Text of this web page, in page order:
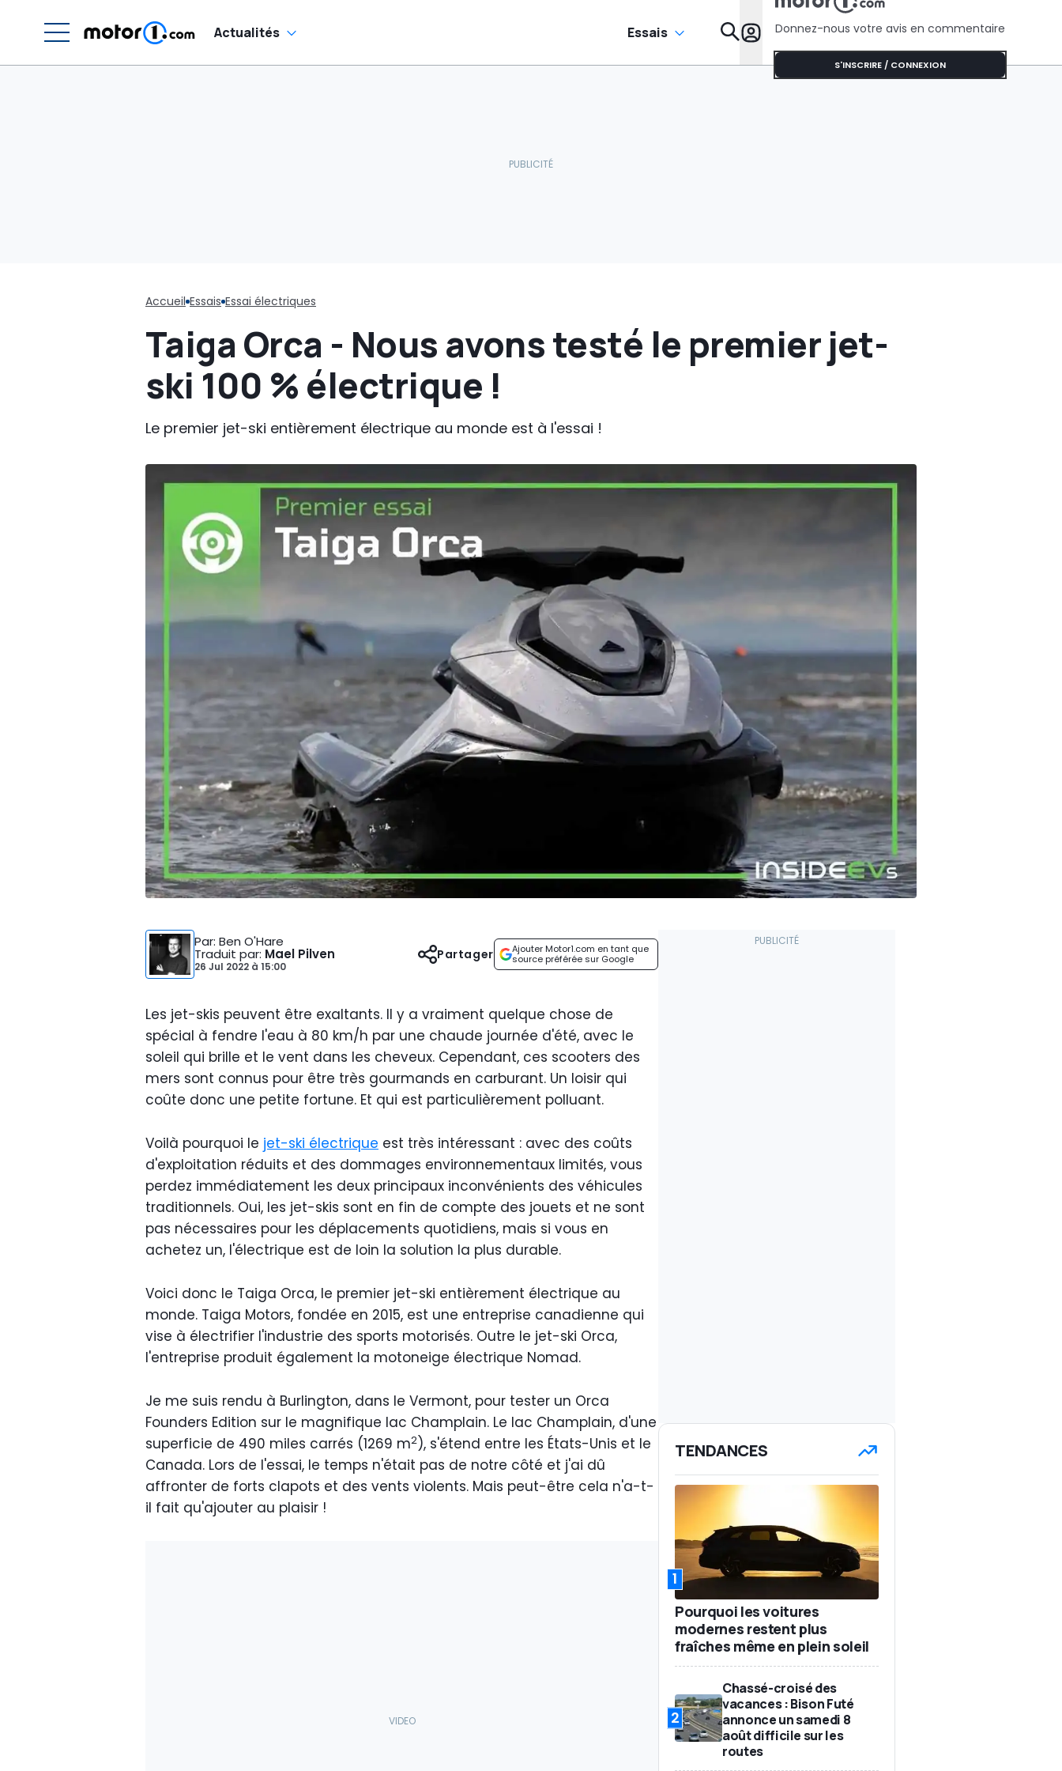
Actualités Essais Donnez-nous votre avis en commentaire
S'INSCRIRE / CONNEXION
Accueil Essais Essai électriques
Taiga Orca - Nous avons testé le premier jet-
ski 100 % électrique !
Le premier jet-ski entièrement électrique au monde est à l'essai !
Par: Ben O'Hare
Traduit par: Mael Pilven
26 Jul 2022 à 15:00
Ajouter Motor1.com en tant que
source préférée sur Google
Partager
Les jet-skis peuvent être exaltants. Il y a vraiment quelque chose de
spécial à fendre l'eau à 80 km/h par une chaude journée d'été, avec le
soleil qui brille et le vent dans les cheveux. Cependant, ces scooters des
mers sont connus pour être très gourmands en carburant. Un loisir qui
coûte donc une petite fortune. Et qui est particulièrement polluant.
Voilà pourquoi le jet-ski électrique est très intéressant : avec des coûts
d'exploitation réduits et des dommages environnementaux limités, vous
perdez immédiatement les deux principaux inconvénients des véhicules
traditionnels. Oui, les jet-skis sont en fin de compte des jouets et ne sont
pas nécessaires pour les déplacements quotidiens, mais si vous en
achetez un, l'électrique est de loin la solution la plus durable.
Voici donc le Taiga Orca, le premier jet-ski entièrement électrique au
monde. Taiga Motors, fondée en 2015, est une entreprise canadienne qui
vise à électrifier l'industrie des sports motorisés. Outre le jet-ski Orca,
l'entreprise produit également la motoneige électrique Nomad.
Je me suis rendu à Burlington, dans le Vermont, pour tester un Orca
Founders Edition sur le magnifique lac Champlain. Le lac Champlain, d'une
superficie de 490 miles carrés (1269 m2), s'étend entre les États-Unis et le
Canada. Lors de l'essai, le temps n'était pas de notre côté et j'ai dû
affronter de forts clapots et des vents violents. Mais peut-être cela n'a-t-
il fait qu'ajouter au plaisir !
TENDANCES
1
Pourquoi les voitures
modernes restent plus
fraîches même en plein soleil
2
Chassé-croisé des
vacances : Bison Futé
annonce un samedi 8
août difficile sur les
routes
concurrentielle
disparaisse »